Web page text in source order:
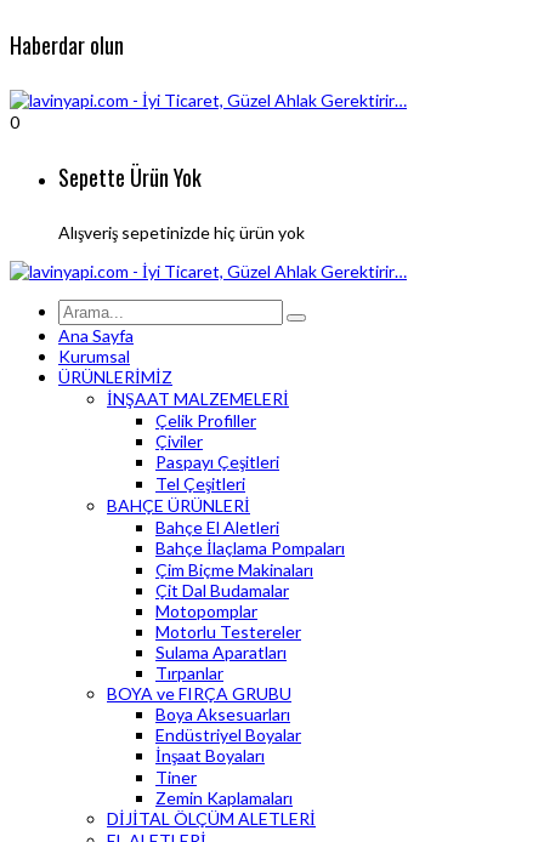
Haberdar olun
0
Sepette Ürün Yok
Alışveriş sepetinizde hiç ürün yok
Ana Sayfa
Kurumsal
ÜRÜNLERİMİZ
İNŞAAT MALZEMELERİ
Çelik Profiller
Çiviler
Paspayı Çeşitleri
Tel Çeşitleri
BAHÇE ÜRÜNLERİ
Bahçe El Aletleri
Bahçe İlaçlama Pompaları
Çim Biçme Makinaları
Çit Dal Budamalar
Motopomplar
Motorlu Testereler
Sulama Aparatları
Tırpanlar
BOYA ve FIRÇA GRUBU
Boya Aksesuarları
Endüstriyel Boyalar
İnşaat Boyaları
Tiner
Zemin Kaplamaları
DİJİTAL ÖLÇÜM ALETLERİ